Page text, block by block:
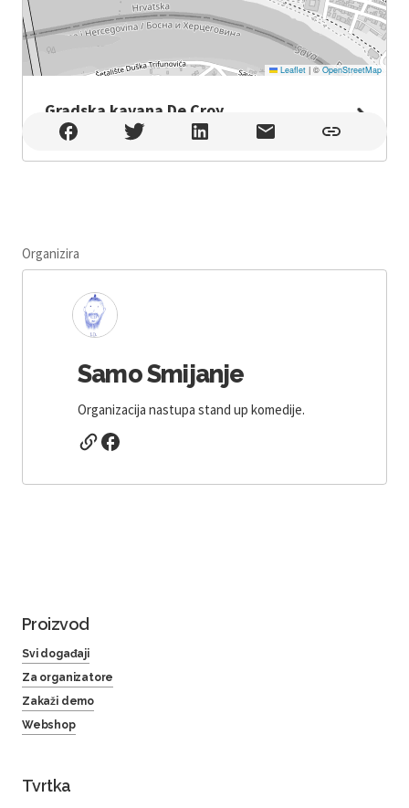
Leaflet |© OpenStreetMap
Gradska kavana De Croy
Gradska kavana De Croy , Slavonski Brod
Organizira
Samo Smijanje
Organizacija nastupa stand up komedije.
Proizvod
Svi događaji
Za organizatore
Zakaži demo
Webshop
Tvrtka